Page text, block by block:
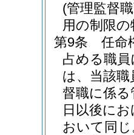
(管理監督
用の制限の
第9条
任命
占める職
は、当該
督職に係
日以後に
おいて同じ